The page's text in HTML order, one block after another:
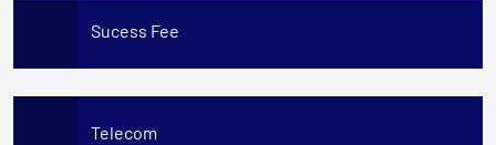
Sucess Fee
Telecom